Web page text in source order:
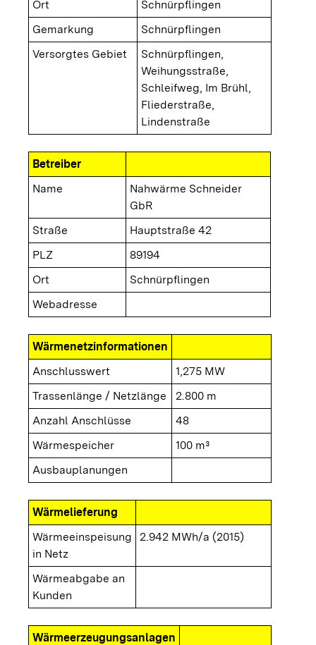
Ort
Schnürpflingen
Gemarkung
Schnürpflingen
Versorgtes Gebiet
Schnürpflingen,
Weihungsstraße,
Schleifweg, Im Brühl,
Fliederstraße,
Lindenstraße
Betreiber
Name
Nahwärme Schneider
GbR
Straße
Hauptstraße 42
PLZ
89194
Ort
Schnürpflingen
Webadresse
Wärmenetzinformationen
Anschlusswert
1,275 MW
Trassenlänge / Netzlänge
2.800 m
Anzahl Anschlüsse
48
Wärmespeicher
100 m³
Ausbauplanungen
Wärmelieferung
Wärmeeinspeisung
in Netz
2.942 MWh/a (2015)
Wärmeabgabe an
Kunden
Wärmeerzeugungsanlagen